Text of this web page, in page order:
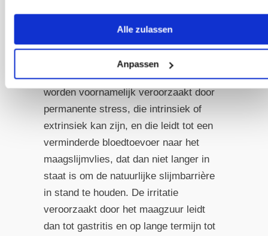
Alle zulassen
Anpassen
Ongeveer 20% van de maagzweren
bevinden zich in de pylorische regio,
de achterkant van de maag. Deze
worden voornamelijk veroorzaakt door
permanente stress, die intrinsiek of
extrinsiek kan zijn, en die leidt tot een
verminderde bloedtoevoer naar het
maagslijmvlies, dat dan niet langer in
staat is om de natuurlijke slijmbarrière
in stand te houden. De irritatie
veroorzaakt door het maagzuur leidt
dan tot gastritis en op lange termijn tot